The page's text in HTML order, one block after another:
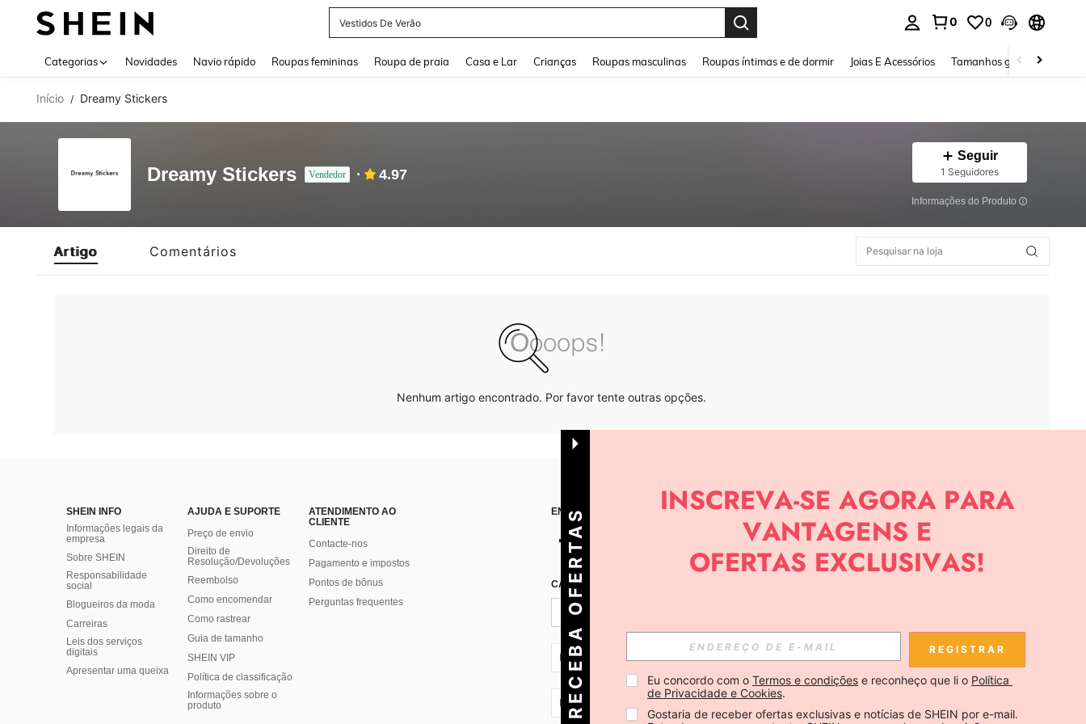
Vestidos De Verão
0 0
Categorias Novidades Navio rápido Roupas femininas Roupa de praia Casa e Lar Crianças Roupas masculinas Roupas íntimas e de dormir Joias E Acessórios Tamanhos grandes
Início / Dreamy Stickers
Dreamy Stickers Vendedor 4.97
Seguir
1 Seguidores
Informações do Produto
Artigo Comentários
Nenhum artigo encontrado. Por favor tente outras opções.
SHEIN INFO
Informações legais da
empresa
Sobre SHEIN
Responsabilidade
social
Blogueiros da moda
Carreiras
Leis dos serviços
digitais
Apresentar uma queixa
AJUDA E SUPORTE
Preço de envio
Direito de
Resolução/Devoluções
Reembolso
Como encomendar
Como rastrear
Guia de tamanho
SHEIN VIP
Política de classificação
​Informações sobre o
produto
ATENDIMENTO AO
CLIENTE
Contacte-nos
Pagamento e impostos
Pontos de bônus
Perguntas frequentes
ENCONTRE-NOS EM APP
CADASTRE-SE PARA RECEBER NOTÍCIAS SOBRE SHEIN.
PT + 351
PT + 351
R
E
C
E
B
A
O
E
R
T
A
S
D
I
Á REGISTRAR
Eu concordo com o Termos e condições e reconheço que li o Política
de Privacidade e Cookies.
Gostaria de receber ofertas exclusivas e notícias de SHEIN por e-mail.